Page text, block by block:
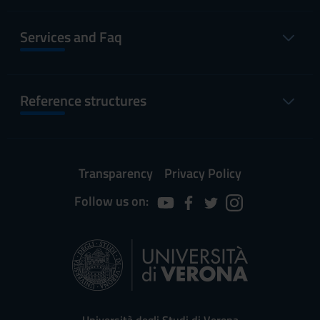
Services and Faq
Reference structures
Transparency
Privacy Policy
Follow us on: